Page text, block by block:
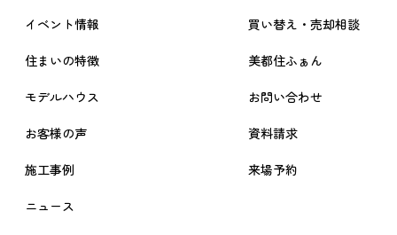
イベント情報
住まいの特徴
モデルハウス
お客様の声
施工事例
ニュース
買い替え・売却相談
美都住ふぁん
お問い合わせ
資料請求
来場予約